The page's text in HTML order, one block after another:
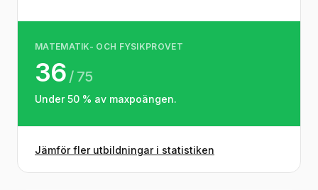
MATEMATIK- OCH FYSIKPROVET
36 / 75
Under 50 % av maxpoängen.
Jämför fler utbildningar i statistiken